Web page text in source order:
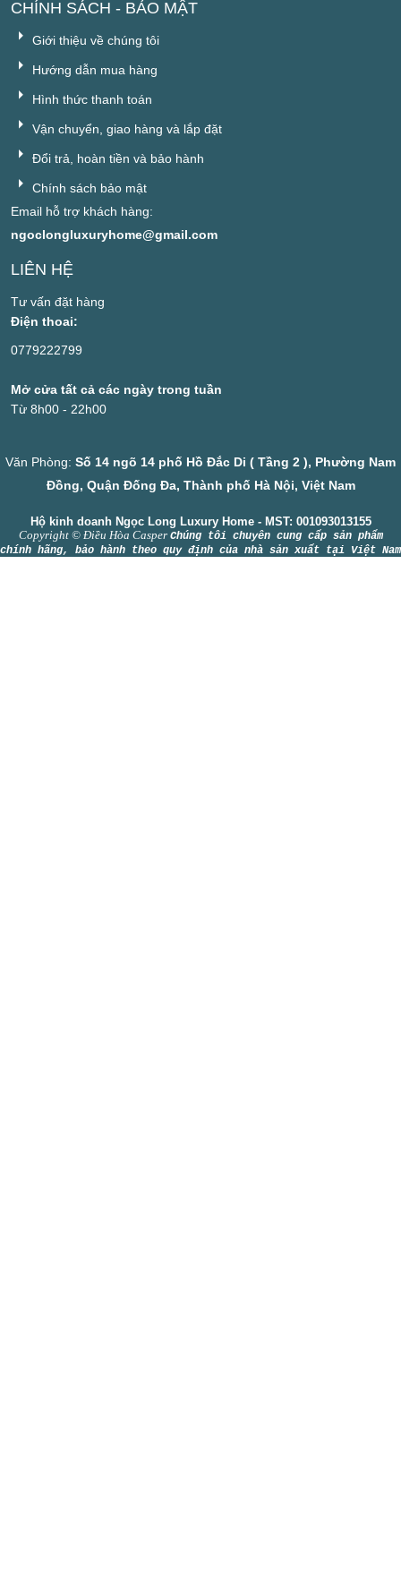
CHÍNH SÁCH - BẢO MẬT
Giới thiệu về chúng tôi
Hướng dẫn mua hàng
Hình thức thanh toán
Vận chuyển, giao hàng và lắp đặt
Đổi trả, hoàn tiền và bảo hành
Chính sách bảo mật
Email hỗ trợ khách hàng:
ngoclongluxuryhome@gmail.com
LIÊN HỆ
Tư vấn đặt hàng
Điện thoai:
0779222799
Mở cửa tất cả các ngày trong tuần
Từ 8h00 - 22h00
Văn Phòng: Số 14 ngõ 14 phố Hồ Đắc Di ( Tầng 2 ), Phường Nam
Đồng, Quận Đống Đa, Thành phố Hà Nội, Việt Nam
Hộ kinh doanh Ngọc Long Luxury Home - MST: 001093013155
Copyright © Điều Hòa Casper Chúng tôi chuyên cung cấp sản phẩm
chính hãng, bảo hành theo quy định của nhà sản xuất tại Việt Nam